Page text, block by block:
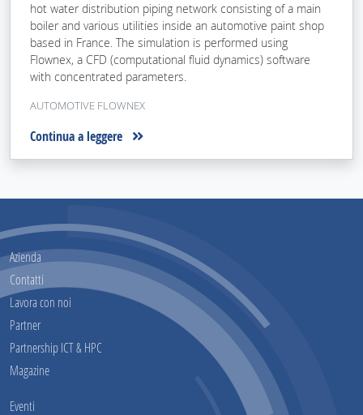
hot water distribution piping network consisting of a main
boiler and various utilities inside an automotive paint shop
based in France. The simulation is performed using
Flownex, a CFD (computational fluid dynamics) software
with concentrated parameters.
AUTOMOTIVE FLOWNEX
Continua a leggere
Azienda
Contatti
Lavora con noi
Partner
Partnership ICT & HPC
Magazine
Eventi